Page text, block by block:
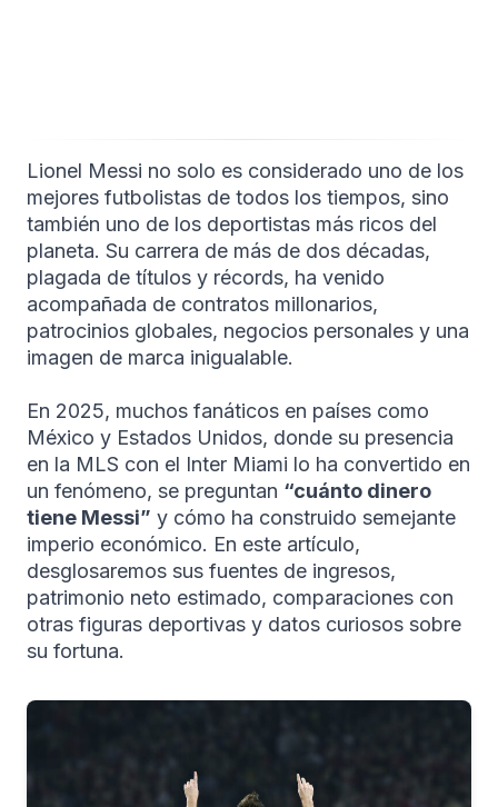
Lionel Messi no solo es considerado uno de los
mejores futbolistas de todos los tiempos, sino
también uno de los deportistas más ricos del
planeta. Su carrera de más de dos décadas,
plagada de títulos y récords, ha venido
acompañada de contratos millonarios,
patrocinios globales, negocios personales y una
imagen de marca inigualable.
En 2025, muchos fanáticos en países como
México y Estados Unidos, donde su presencia
en la MLS con el Inter Miami lo ha convertido en
un fenómeno, se preguntan “cuánto dinero
tiene Messi” y cómo ha construido semejante
imperio económico. En este artículo,
desglosaremos sus fuentes de ingresos,
patrimonio neto estimado, comparaciones con
otras figuras deportivas y datos curiosos sobre
su fortuna.